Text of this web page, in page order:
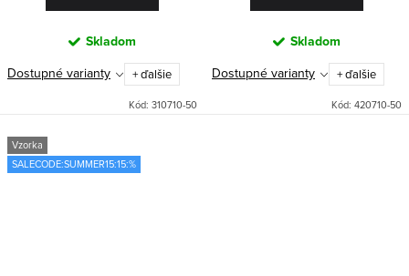
Skladom
Dostupné varianty + ďalšie
Kód: 310710-50
Skladom
Dostupné varianty + ďalšie
Kód: 420710-50
Vzorka
SALECODE:SUMMER15:15:%